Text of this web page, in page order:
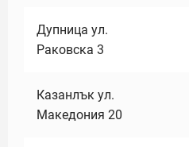
Дупница ул.
Раковска 3
Казанлък ул.
Македония 20